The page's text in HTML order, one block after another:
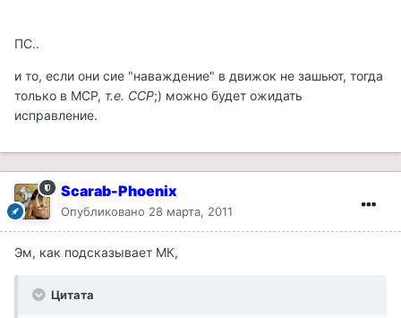
ПС..
и то, если они сие "наваждение" в движок не зашьют, тогда
только в МСР, т.е. ССР;) можно будет ожидать
исправление.
Scarab-Phoenix
Опубликовано 28 марта, 2011
Эм, как подсказывает МК,
Цитата